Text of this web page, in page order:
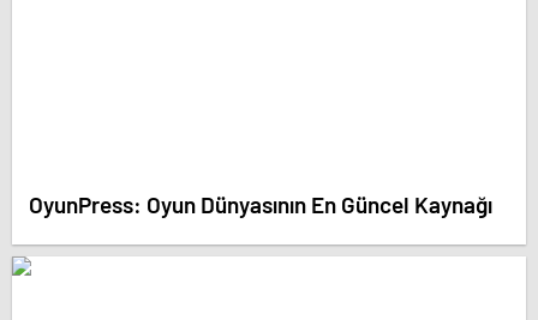
OyunPress: Oyun Dünyasının En Güncel Kaynağı